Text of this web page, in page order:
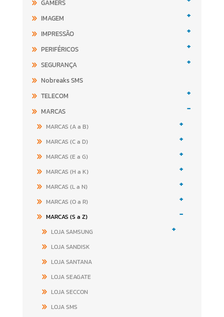
GAMERS
IMAGEM +
IMPRESSÃO +
PERIFÉRICOS +
SEGURANÇA +
Nobreaks SMS
TELECOM
+
MARCAS -
MARCAS (A a B) +
MARCAS (C a D) +
MARCAS (E a G) +
MARCAS (H a K) +
MARCAS (L a N) +
MARCAS (O a R) +
MARCAS (S a Z) -
LOJA SAMSUNG +
LOJA SANDISK
LOJA SANTANA
LOJA SEAGATE
LOJA SECCON
LOJA SMS